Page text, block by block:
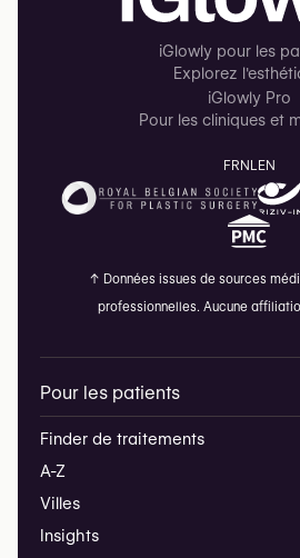
iGlowly pour les
Explorez
iGlowly Pro
Pour les cliniques et
FRNL EN
↑ Données issues de sources
professionnelles. Aucune
Pour les patients
Finder de traitements
A-Z
Villes
Insights